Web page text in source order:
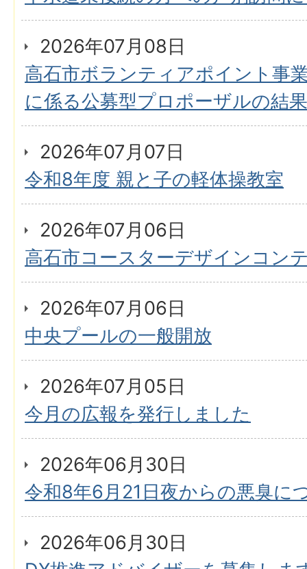
2026年07月08日
高石市ボランティアポイント事
に係る公募型プロポーザルの結
2026年07月07日
令和8年度 親と子の軽体操教室
2026年07月06日
高石市コースターデザインコン
2026年07月06日
中央プールの一般開放
2026年07月05日
今月の広報を発行しました
2026年06月30日
令和8年6月21日夜からの悪臭に
2026年06月30日